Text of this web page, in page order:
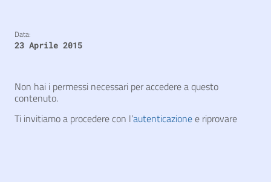
Data:
23 Aprile 2015
Non hai i permessi necessari per accedere a questo
contenuto.
Ti invitiamo a procedere con l’autenticazionee riprovare